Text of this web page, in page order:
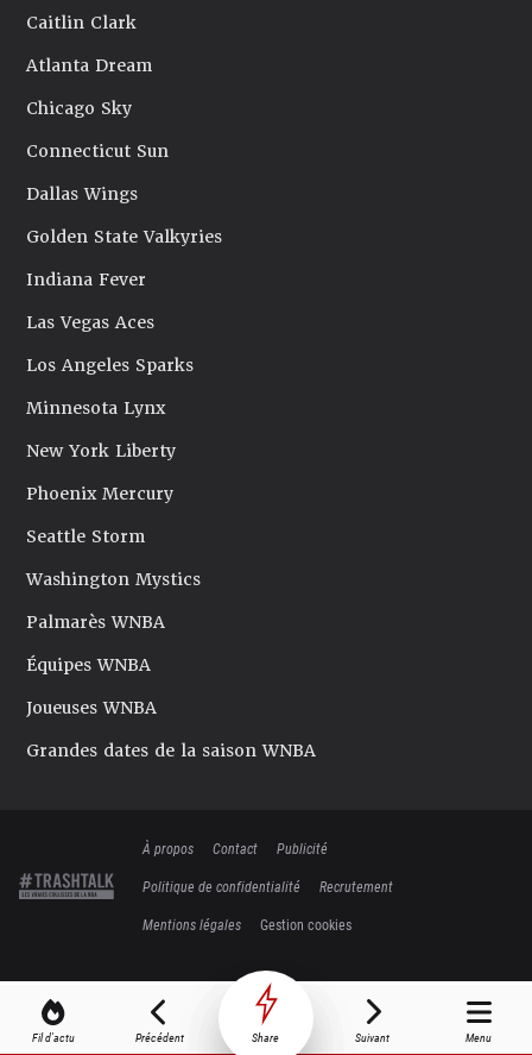
Fil d'actu Précédent Share Suivant Menu
Caitlin Clark
Atlanta Dream
Chicago Sky
Connecticut Sun
Dallas Wings
Golden State Valkyries
Indiana Fever
Las Vegas Aces
Los Angeles Sparks
Minnesota Lynx
New York Liberty
Phoenix Mercury
Seattle Storm
Washington Mystics
Palmarès WNBA
Équipes WNBA
Joueuses WNBA
Grandes dates de la saison WNBA
À propos Contact
Publicité
Politique de confidentialité
Recrutement
Mentions légales
Gestion cookies